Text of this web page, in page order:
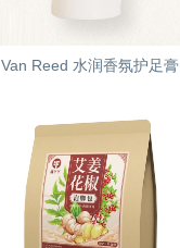
Van Reed 水润香氛护足膏